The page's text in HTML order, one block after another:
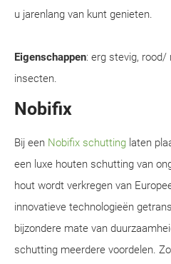
u jarenlang van kunt genieten.
Eigenschappen: erg stevig, rood/
insecten.
Nobifix
Bij een Nobifix schutting laten
een luxe houten schutting van
hout wordt verkregen van
innovatieve technologieën
bijzondere mate van
schutting meerdere voordelen.